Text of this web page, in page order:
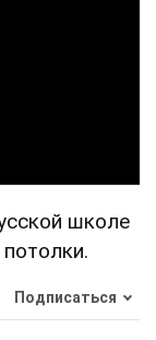
школе
Подписаться